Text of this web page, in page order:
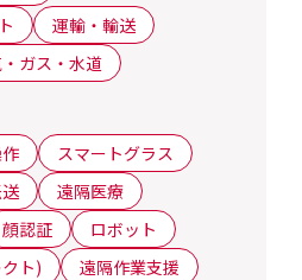
運輸・輸送
ガス・水道
スマートグラス
遠隔医療
顔認証
ロボット
ト)
遠隔作業支援